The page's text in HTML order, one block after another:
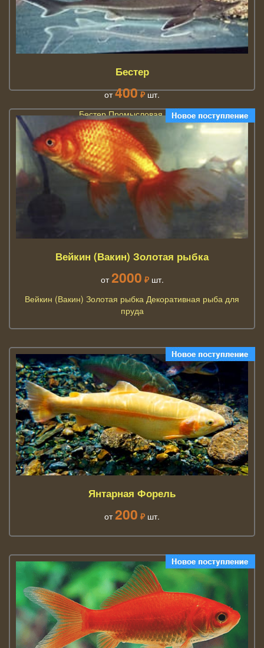
Бестер
от 400 ₽ шт.
Бестер Промысловая рыба
Вейкин (Вакин) Золотая рыбка
от 2000 ₽ шт.
Вейкин (Вакин) Золотая рыбка Декоративная рыба для
пруда
Янтарная Форель
от 200 ₽ шт.